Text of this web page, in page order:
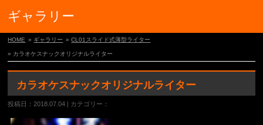
ギャラリー
HOME » ギャラリー »CL01スライド式薄型ライター
» カラオケスナックオリジナルライター
カラオケスナックオリジナルライター
投稿日：2018.07.04 | カテゴリー：